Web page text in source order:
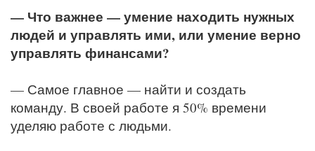
— Что важнее — умение находить нужных
людей и управлять ими, или умение верно
управлять финансами?
— Самое главное — найти и создать
команду. В своей работе я 50% времени
уделяю работе с людьми.